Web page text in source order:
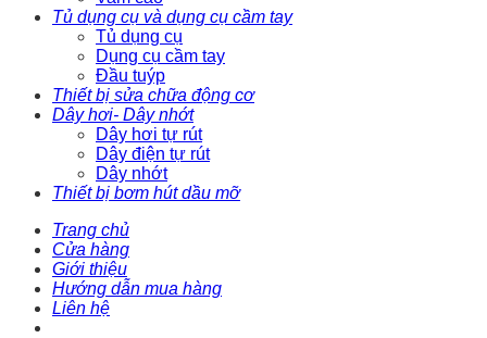
Tủ dụng cụ và dụng cụ cầm tay
Tủ dụng cụ
Dụng cụ cầm tay
Đầu tuýp
Thiết bị sửa chữa động cơ
Dây hơi- Dây nhớt
Dây hơi tự rút
Dây điện tự rút
Dây nhớt
Thiết bị bơm hút dầu mỡ
Trang chủ
Cửa hàng
Giới thiệu
Hướng dẫn mua hàng
Liên hệ